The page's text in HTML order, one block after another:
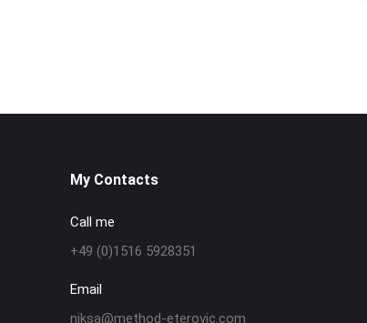
My Contacts
Call me
+49 (0)1516 5928351
Email
niksa@method-eterovic.com